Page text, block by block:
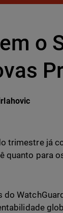
o
on Reddit
trimestre já
quanto para